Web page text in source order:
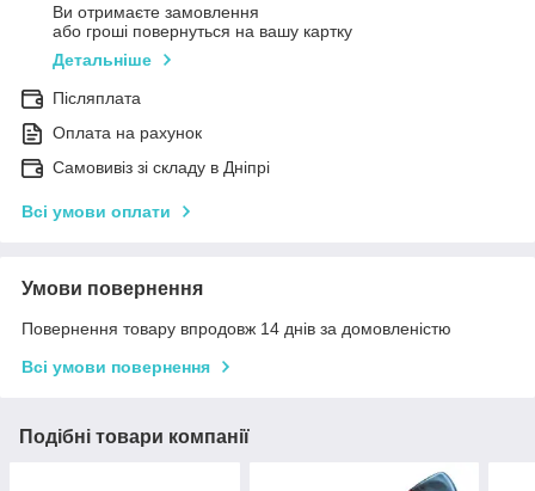
Ви отримаєте замовлення
або гроші повернуться на вашу картку
Детальніше
Післяплата
Оплата на рахунок
Самовивіз зі складу в Дніпрі
Всі умови оплати
Умови повернення
Повернення товару впродовж 14 днів за домовленістю
Всі умови повернення
Подібні товари компанії